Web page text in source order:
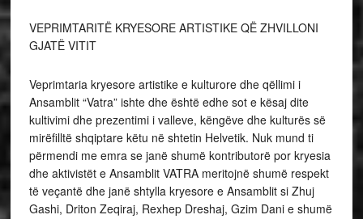
VEPRIMTARITË KRYESORE ARTISTIKE QË ZHVILLONI
GJATË VITIT
Veprimtaria kryesore artistike e kulturore dhe qëllimi i
Ansamblit “Vatra” ishte dhe është edhe sot e kësaj dite
kultivimi dhe prezentimi i valleve, këngëve dhe kulturës së
mirëfilltë shqiptare këtu në shtetin Helvetik. Nuk mund ti
përmendi me emra se janë shumë kontributorë por kryesia
dhe aktivistët e Ansamblit VATRA meritojnë shumë respekt
të veçantë dhe janë shtylla kryesore e Ansamblit si Zhuj
Gashi, Driton Zeqiraj, Rexhep Dreshaj, Gzim Dani e shumë